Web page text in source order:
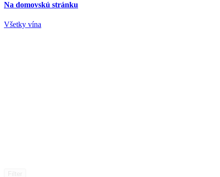
Na domovskú stránku
Všetky vína